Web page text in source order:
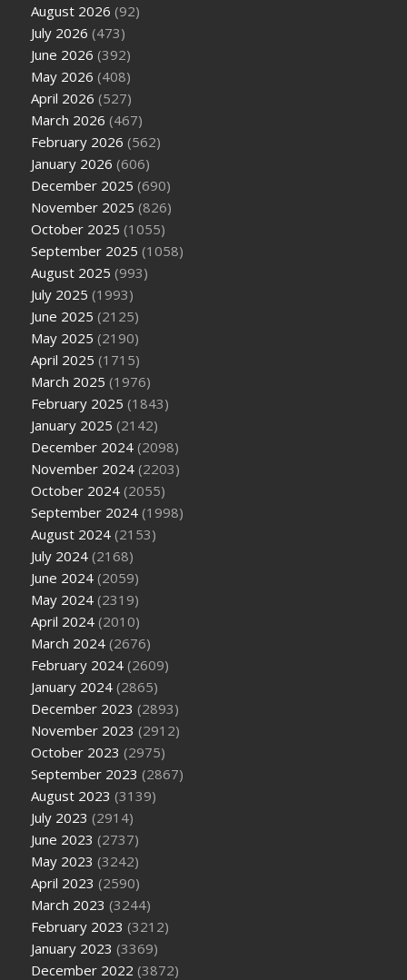
August 2026 (92)
July 2026 (473)
June 2026 (392)
May 2026 (408)
April 2026 (527)
March 2026 (467)
February 2026 (562)
January 2026 (606)
December 2025 (690)
November 2025 (826)
October 2025 (1055)
September 2025 (1058)
August 2025 (993)
July 2025 (1993)
June 2025 (2125)
May 2025 (2190)
April 2025 (1715)
March 2025 (1976)
February 2025 (1843)
January 2025 (2142)
December 2024 (2098)
November 2024 (2203)
October 2024 (2055)
September 2024 (1998)
August 2024 (2153)
July 2024 (2168)
June 2024 (2059)
May 2024 (2319)
April 2024 (2010)
March 2024 (2676)
February 2024 (2609)
January 2024 (2865)
December 2023 (2893)
November 2023 (2912)
October 2023 (2975)
September 2023 (2867)
August 2023 (3139)
July 2023 (2914)
June 2023 (2737)
May 2023 (3242)
April 2023 (2590)
March 2023 (3244)
February 2023 (3212)
January 2023 (3369)
December 2022 (3872)